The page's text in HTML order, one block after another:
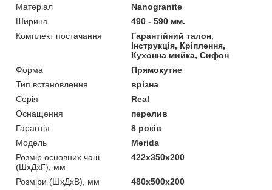
Матеріал
Nanogranite
Ширина
490 - 590 мм.
Комплект постачання
Гарантійний талон,
Інструкція, Кріплення,
Кухонна мийка, Сифон
Форма
Прямокутне
Тип встановлення
врізна
Серія
Real
Оснащення
перелив
Гарантія
8 років
Мoдель
Merida
Розмір основних чаш
(ШхДхГ), мм
422х350х200
Розміри (ШхДхВ), мм
480х500х200